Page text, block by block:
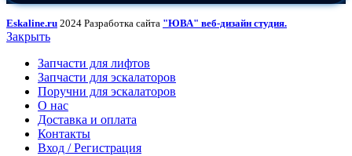
Eskaline.ru 2024 Разработка сайта "ЮВА" веб-дизайн студия.
Закрыть
Запчасти для лифтов
Запчасти для эскалаторов
Поручни для эскалаторов
О нас
Доставка и оплата
Контакты
Вход / Регистрация